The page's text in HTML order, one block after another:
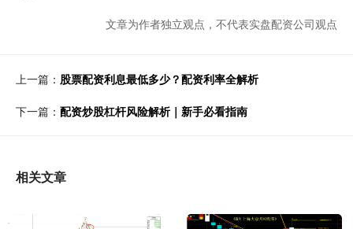
文章为作者独立观点，不代表实盘配资公司观点
上一篇： 股票配资利息最低多少？配资利率全解析
下一篇： 配资炒股杠杆风险解析｜新手必看指南
相关文章